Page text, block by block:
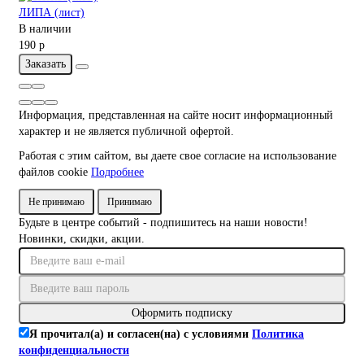
ЛИПА (лист)
В наличии
190 р
Заказать
Информация, представленная на сайте носит информационный
характер и не является публичной офертой.
Работая с этим сайтом, вы даете свое согласие на использование
файлов cookie Подробнее
Не принимаю Принимаю
Будьте в центре событий - подпишитесь на наши новости!
Новинки, скидки, акции.
Оформить подписку
Я прочитал(а) и согласен(на) с условиями Политика
конфиденциальности